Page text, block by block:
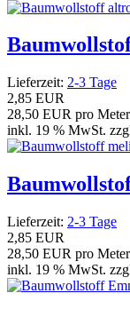
Lieferzeit: 2-3 Tage
2,85 EUR
28,50 EUR pro Meter
inkl. 19 % MwSt.
Lieferzeit: 2-3 Tage
2,85 EUR
28,50 EUR pro Meter
inkl. 19 % MwSt.